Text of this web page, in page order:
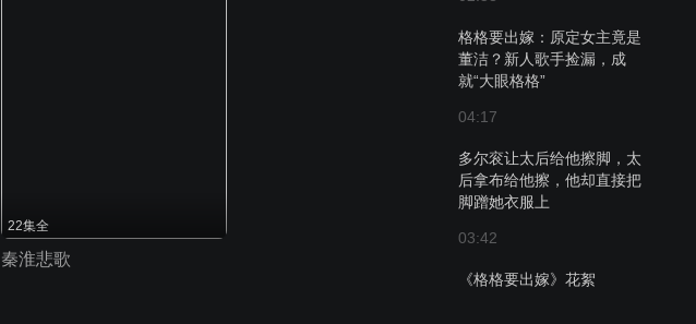
格格要出嫁：原定女主竟是
董洁？新人歌手捡漏，成
就“大眼格格”
04:17
多尔衮让太后给他擦脚，太
后拿布给他擦，他却直接把
脚蹭她衣服上
03:42
《格格要出嫁》花絮
22集全
秦淮悲歌